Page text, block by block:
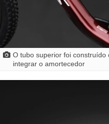
O tubo superior foi
integrar o amortecedor